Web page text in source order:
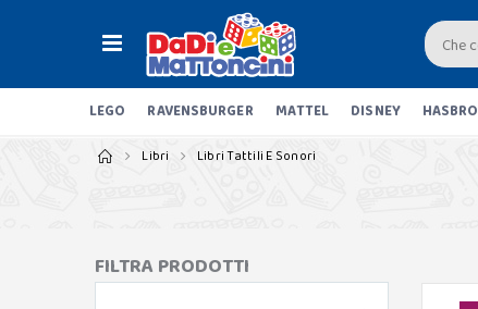
LEGO RAVENSBURGER MATTEL DISNEY HASBRO
Libri Libri Tattili E Sonori
FILTRA PRODOTTI